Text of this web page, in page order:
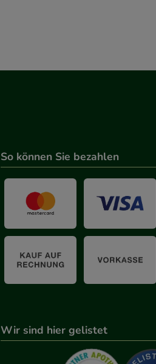
So können Sie bezahlen
Wir sind hier gelistet